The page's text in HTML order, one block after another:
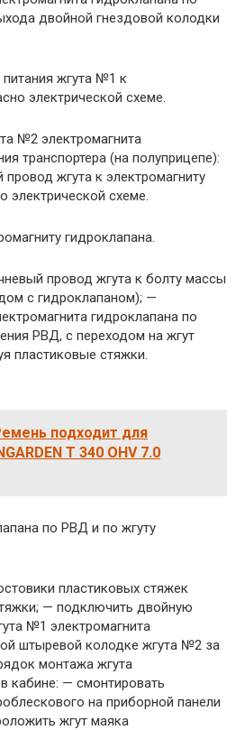
двойной гнездовой колодки
жгута №1 к
электрической схеме.
№2 электромагнита
транспортера (на полуприцепе):
жгута к электромагниту
электрической схеме.
гидроклапана.
провод жгута к болту массы
с гидроклапаном); —
гидроклапана по
РВД, с переходом на жгут
пластиковые стяжки.
подходит для
T 340 OHV 7.0
по РВД и по жгуту
пластиковых стяжек
— подключить двойную
№1 электромагнита
штыревой колодке жгута №2 за
монтажа жгута
кабине: — смонтировать
на приборной панели
жгут маяка